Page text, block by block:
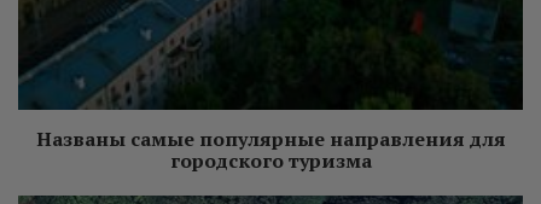
Названы самые популярные направления для
городского туризма